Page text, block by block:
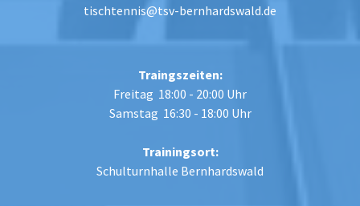
tischtennis@tsv-bernhardswald.de
Traingszeiten:
Freitag 18:00 - 20:00 Uhr
Samstag 16:30 - 18:00 Uhr
Trainingsort:
Schulturnhalle Bernhardswald